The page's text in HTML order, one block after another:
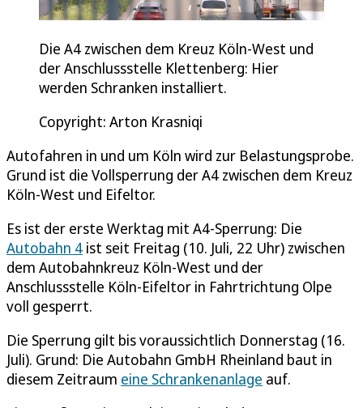
Die A4 zwischen dem Kreuz Köln-West und
der Anschlussstelle Klettenberg: Hier
werden Schranken installiert.
Copyright: Arton Krasniqi
Autofahren in und um Köln wird zur Belastungsprobe.
Grund ist die Vollsperrung der A4 zwischen dem Kreuz
Köln-West und Eifeltor.
Es ist der erste Werktag mit A4-Sperrung: Die
Autobahn 4 ist seit Freitag (10. Juli, 22 Uhr) zwischen
dem Autobahnkreuz Köln-West und der
Anschlussstelle Köln-Eifeltor in Fahrtrichtung Olpe
voll gesperrt.
Die Sperrung gilt bis voraussichtlich Donnerstag (16.
Juli). Grund: Die Autobahn GmbH Rheinland baut in
diesem Zeitraum eine Schrankenanlage auf.